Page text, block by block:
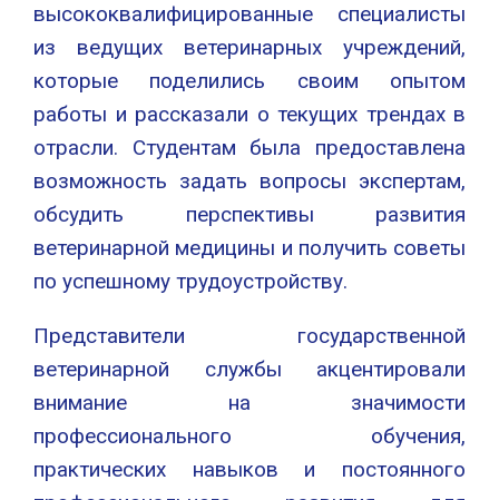
высококвалифицированные специалисты
из ведущих ветеринарных учреждений,
которые поделились своим опытом
работы и рассказали о текущих трендах в
отрасли. Студентам была предоставлена
возможность задать вопросы экспертам,
обсудить перспективы развития
ветеринарной медицины и получить советы
по успешному трудоустройству.
Представители государственной
ветеринарной службы акцентировали
внимание на значимости
профессионального обучения,
практических навыков и постоянного